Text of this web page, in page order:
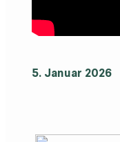
5. Januar 2026